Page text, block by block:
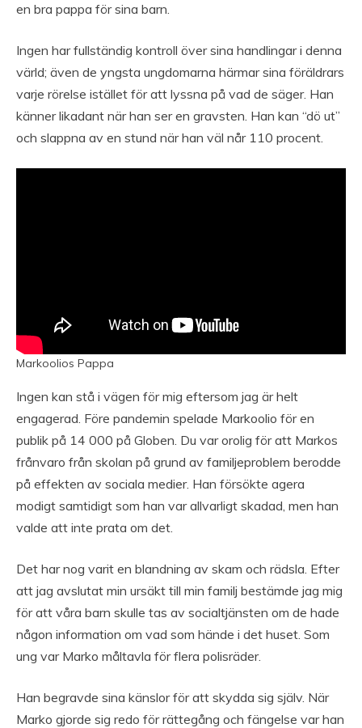
en bra pappa för sina barn.
Ingen har fullständig kontroll över sina handlingar i denna
värld; även de yngsta ungdomarna härmar sina föräldrars
varje rörelse istället för att lyssna på vad de säger. Han
känner likadant när han ser en gravsten. Han kan “dö ut”
och slappna av en stund när han väl når 110 procent.
Markoolios Pappa
Ingen kan stå i vägen för mig eftersom jag är helt
engagerad. Före pandemin spelade Markoolio för en
publik på 14 000 på Globen. Du var orolig för att Markos
frånvaro från skolan på grund av familjeproblem berodde
på effekten av sociala medier. Han försökte agera
modigt samtidigt som han var allvarligt skadad, men han
valde att inte prata om det.
Det har nog varit en blandning av skam och rädsla. Efter
att jag avslutat min ursäkt till min familj bestämde jag mig
för att våra barn skulle tas av socialtjänsten om de hade
någon information om vad som hände i det huset. Som
ung var Marko måltavla för flera polisräder.
Han begravde sina känslor för att skydda sig själv. När
Marko gjorde sig redo för rättegång och fängelse var han